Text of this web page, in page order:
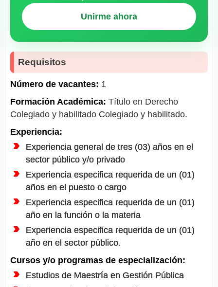
Unirme ahora
Requisitos
Número de vacantes: 1
Formación Académica: Título en Derecho
Colegiado y habilitado Colegiado y habilitado.
Experiencia:
Experiencia general de tres (03) años en el
sector público y/o privado
Experiencia especifica requerida de un (01)
años en el puesto o cargo
Experiencia especifica requerida de un (01)
año en la función o la materia
Experiencia especifica requerida de un (01)
año en el sector público.
Cursos y/o programas de especialización:
Estudios de Maestría en Gestión Pública